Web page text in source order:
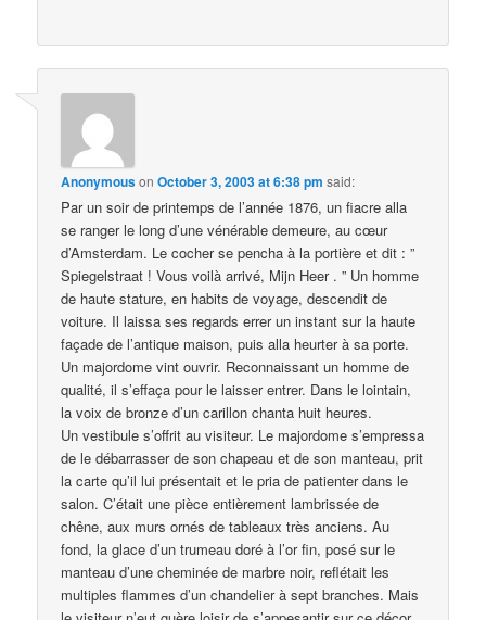
AnonymousonOctober 3, 2003 at 6:38 pm said:
Par un soir de printemps de l’année 1876, un fiacre alla
se ranger le long d’une vénérable demeure, au cœur
d’Amsterdam. Le cocher se pencha à la portière et dit : ”
Spiegelstraat ! Vous voilà arrivé, Mijn Heer . ” Un homme
de haute stature, en habits de voyage, descendit de
voiture. Il laissa ses regards errer un instant sur la haute
façade de l’antique maison, puis alla heurter à sa porte.
Un majordome vint ouvrir. Reconnaissant un homme de
qualité, il s’effaça pour le laisser entrer. Dans le lointain,
la voix de bronze d’un carillon chanta huit heures.
Un vestibule s’offrit au visiteur. Le majordome s’empressa
de le débarrasser de son chapeau et de son manteau, prit
la carte qu’il lui présentait et le pria de patienter dans le
salon. C’était une pièce entièrement lambrissée de
chêne, aux murs ornés de tableaux très anciens. Au
fond, la glace d’un trumeau doré à l’or fin, posé sur le
manteau d’une cheminée de marbre noir, reflétait les
multiples flammes d’un chandelier à sept branches. Mais